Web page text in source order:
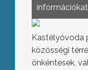
Kastélyóvoda
közösségi
önkéntesek,